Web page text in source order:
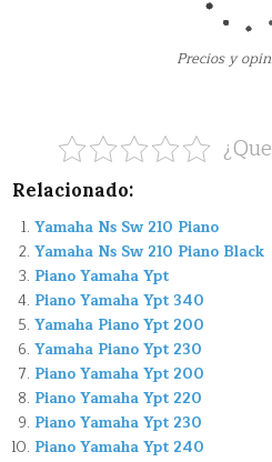
Precios y
Relacionado:
Yamaha Ns Sw 210 Piano
Yamaha Ns Sw 210 Piano Black
Piano Yamaha Ypt
Piano Yamaha Ypt 340
Yamaha Piano Ypt 200
Yamaha Piano Ypt 230
Piano Yamaha Ypt 200
Piano Yamaha Ypt 220
Piano Yamaha Ypt 230
Piano Yamaha Ypt 240